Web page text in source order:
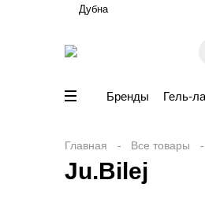
Дубна
Бренды Гель-
Главная Все товары
Ju.Bilej